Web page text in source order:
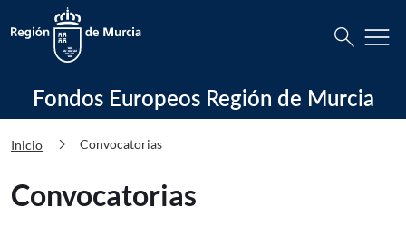
Fondos Europeos Región de Murcia
search menu
Fondos Europeos Región de Murcia
Inicio chevron_right Convocatorias
Convocatorias